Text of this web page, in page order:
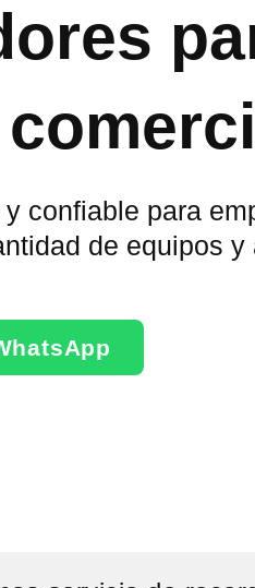
confiable para
de equipos y